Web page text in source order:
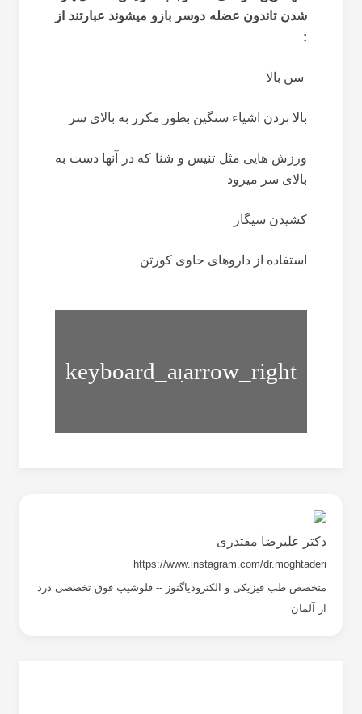
شدن تاندون عضله دوسر بازو میشوند عبارتند از
:
سن بالا
بالا بردن اشیاء سنگین بطور مکرر به بالای سر
ورزش هایی مثل تنیس و شنا که در آنها دست به
بالای سر میرود
کشیدن سیگار
استفاده از داروهای حاوی کورتن
بیماری
اسپرینگل
کاف
در
دکتر علیرضا مقتدری
https://www.instagram.com/dr.moghtaderi
متخصص طب فیزیکی و الکترودیاگنوز -- فلوشیپ فوق تخصصی درد
از آلمان